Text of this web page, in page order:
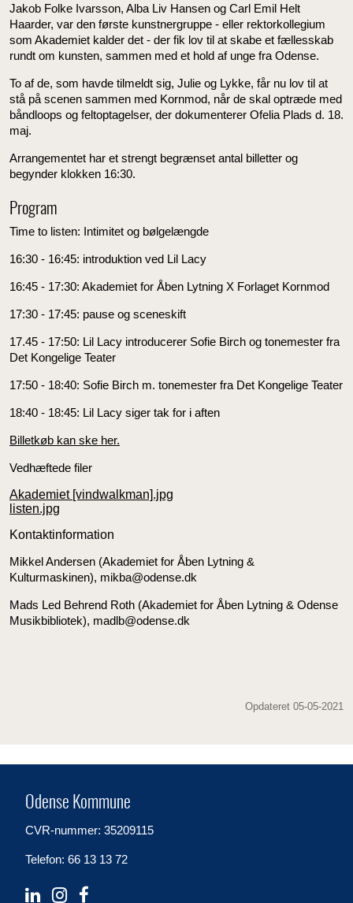
Jakob Folke Ivarsson, Alba Liv Hansen og Carl Emil Helt
Haarder, var den første kunstnergruppe - eller rektorkollegium
som Akademiet kalder det - der fik lov til at skabe et fællesskab
rundt om kunsten, sammen med et hold af unge fra Odense.
To af de, som havde tilmeldt sig, Julie og Lykke, får nu lov til at
stå på scenen sammen med Kornmod, når de skal optræde med
båndloops og feltoptagelser, der dokumenterer Ofelia Plads d. 18.
maj.
Arrangementet har et strengt begrænset antal billetter og
begynder klokken 16:30.
Program
Time to listen: Intimitet og bølgelængde
16:30 - 16:45: introduktion ved Lil Lacy
16:45 - 17:30: Akademiet for Åben Lytning X Forlaget Kornmod
17:30 - 17:45: pause og sceneskift
17.45 - 17:50: Lil Lacy introducerer Sofie Birch og tonemester fra
Det Kongelige Teater
17:50 - 18:40: Sofie Birch m. tonemester fra Det Kongelige Teater
18:40 - 18:45: Lil Lacy siger tak for i aften
Billetkøb kan ske her.
Vedhæftede filer
Akademiet [vindwalkman].jpg
listen.jpg
Kontaktinformation
Mikkel Andersen (Akademiet for Åben Lytning &
Kulturmaskinen), mikba@odense.dk
Mads Led Behrend Roth (Akademiet for Åben Lytning & Odense
Musikbibliotek), madlb@odense.dk
Opdateret 05-05-2021
Odense Kommune
CVR-nummer: 35209115
Telefon: 66 13 13 72